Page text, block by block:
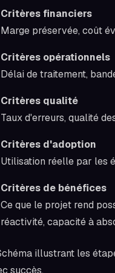
Critères financiers
Marge préservée, coût
Critères opérationnels
Délai de traitement,
Critères qualité
Taux d'erreurs, qualité
Critères d'adoption
Utilisation réelle par les
Critères de bénéfices
Ce que le projet rend
réactivité, capacité à